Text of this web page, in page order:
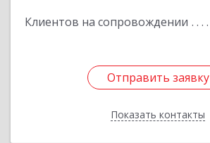
Клиентов на сопровождении
Отправить заявку
Показать контакты
Отправить заявку
Назад